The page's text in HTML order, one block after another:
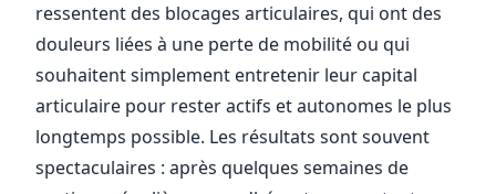
ressentent des blocages articulaires, qui ont des
douleurs liées à une perte de mobilité ou qui
souhaitent simplement entretenir leur capital
articulaire pour rester actifs et autonomes le plus
longtemps possible. Les résultats sont souvent
spectaculaires : après quelques semaines de